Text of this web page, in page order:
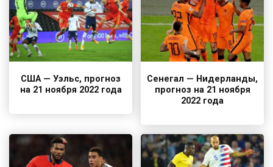
США — Уэльс, прогноз
на 21 ноября 2022 года
Сенегал — Нидерланды,
прогноз на 21 ноября
2022 года